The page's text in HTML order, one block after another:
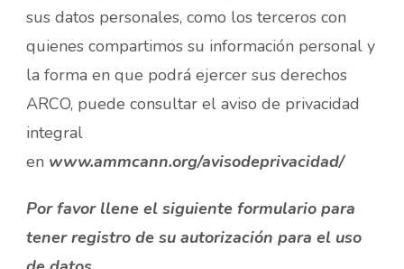
sus datos personales, como los terceros con
quienes compartimos su información personal y
la forma en que podrá ejercer sus derechos
ARCO, puede consultar el aviso de privacidad
integral
en www.ammcann.org/avisodeprivacidad/
Por favor llene el siguiente formulario para
tener registro de su autorización para el uso